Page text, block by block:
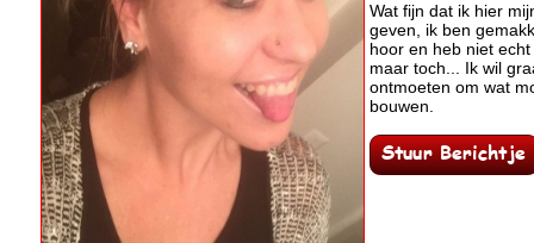
Wat fijn dat ik hier
geven, ik ben
hoor en heb niet
maar toch... Ik wil
ontmoeten om wat
bouwen.